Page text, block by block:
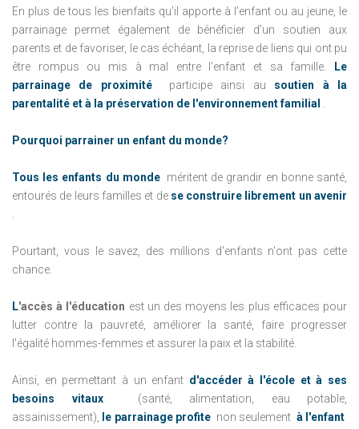
En plus de tous les bienfaits qu'il apporte à l'enfant ou au jeune, le
parrainage permet également de bénéficier d'un soutien aux
parents et de favoriser, le cas échéant, la reprise de liens qui ont pu
être rompus ou mis à mal entre l'enfant et sa famille.
Le
parrainage de proximitéparticipe ainsi au soutien à la
parentalité et à la préservation de l'environnement familial .
Pourquoi parrainer un enfant du monde?
Tous les enfants du mondeméritent de grandir en bonne santé,
entourés de leurs familles et de se construire librement un avenir
.
Pourtant, vous le savez, des millions d'enfants n'ont pas cette
chance.
L'accès à l'éducation est un des moyens les plus efficaces pour
lutter contre la pauvreté, améliorer la santé, faire progresser
l'égalité hommes-femmes et assurer la paix et la stabilité.
Ainsi, en permettant à un enfant d'accéderà l'école et à ses
besoins vitaux(santé, alimentation, eau potable,
assainissement), le parrainage profite non seulement à l'enfant